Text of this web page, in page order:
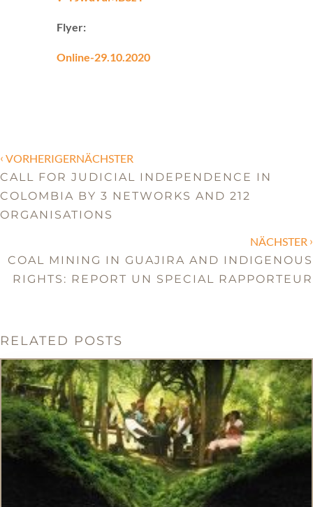
Flyer:
Online-29.10.2020
‹ VORHERIGERNÄCHSTER
CALL FOR JUDICIAL INDEPENDENCE IN
COLOMBIA BY 3 NETWORKS AND 212
ORGANISATIONS
NÄCHSTER ›
COAL MINING IN GUAJIRA AND INDIGENOUS
RIGHTS: REPORT UN SPECIAL RAPPORTEUR
RELATED POSTS